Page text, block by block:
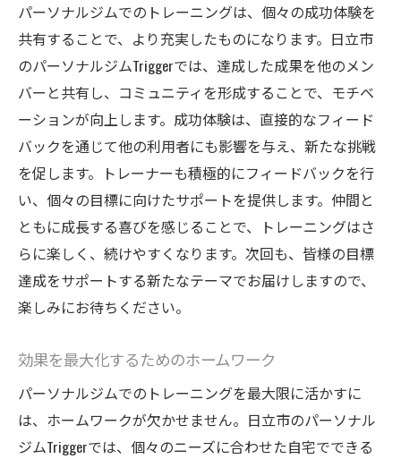
パーソナルジムでのトレーニングは、個々の成功体験を
共有することで、より充実したものになります。日立市
のパーソナルジムTriggerでは、達成した成果を他のメン
バーと共有し、コミュニティを形成することで、モチベ
ーションが向上します。成功体験は、直接的なフィード
バックを通じて他の利用者にも影響を与え、新たな挑戦
を促します。トレーナーも積極的にフィードバックを行
い、個々の目標に向けたサポートを提供します。仲間と
ともに成長する喜びを感じることで、トレーニングはさ
らに楽しく、続けやすくなります。次回も、皆様の目標
達成をサポートする新たなテーマでお届けしますので、
楽しみにお待ちください。
効果を最大化するためのホームワーク
パーソナルジムでのトレーニングを最大限に活かすに
は、ホームワークが欠かせません。日立市のパーソナル
ジムTriggerでは、個々のニーズに合わせた自宅でできる